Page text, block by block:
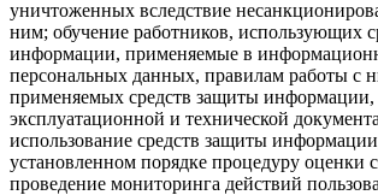
уничтоженных вследствие
ним; обучение работников, использующих
информации, применяемые в
персональных данных, правилам работы с
применяемых средств защиты информации,
эксплуатационной и технической
использование средств защиты
установленном порядке процедуру оценки
проведение мониторинга действий